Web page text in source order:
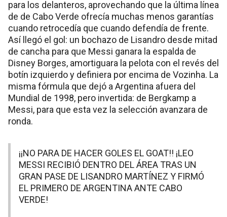
para los delanteros, aprovechando que la última línea
de de Cabo Verde ofrecía muchas menos garantías
cuando retrocedía que cuando defendía de frente.
Así llegó el gol: un bochazo de Lisandro desde mitad
de cancha para que Messi ganara la espalda de
Disney Borges, amortiguara la pelota con el revés del
botín izquierdo y definiera por encima de Vozinha. La
misma fórmula que dejó a Argentina afuera del
Mundial de 1998, pero invertida: de Bergkamp a
Messi, para que esta vez la selección avanzara de
ronda.
¡¡NO PARA DE HACER GOLES EL GOAT!! ¡LEO
MESSI RECIBIÓ DENTRO DEL ÁREA TRAS UN
GRAN PASE DE LISANDRO MARTÍNEZ Y FIRMÓ
EL PRIMERO DE ARGENTINA ANTE CABO
VERDE!